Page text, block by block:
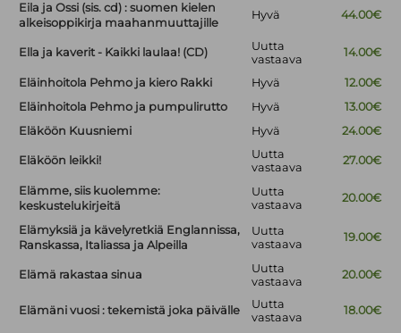
Eila ja Ossi (sis. cd) : suomen kielen
alkeisoppikirja maahanmuuttajille
Hyvä 44.00€
Ella ja kaverit - Kaikki laulaa! (CD)
Uutta
vastaava
14.00€
Eläinhoitola Pehmo ja kiero Rakki Hyvä
12.00€
Eläinhoitola Pehmo ja pumpulirutto
Hyvä
13.00€
Eläköön Kuusniemi
Hyvä 24.00€
Eläköön leikki!
Uutta
vastaava
27.00€
Elämme, siis kuolemme:
keskustelukirjeitä
Uutta
vastaava
20.00€
Elämyksiä ja kävelyretkiä Englannissa,
Ranskassa, Italiassa ja Alpeilla
Uutta
vastaava
19.00€
Elämä rakastaa sinua
Uutta
vastaava
20.00€
Elämäni vuosi : tekemistä joka päivälle
Uutta
vastaava
18.00€